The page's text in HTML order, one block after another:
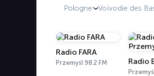
Pologne Voïvodie des
Radio FARA
Przemyśl 98.2 FM